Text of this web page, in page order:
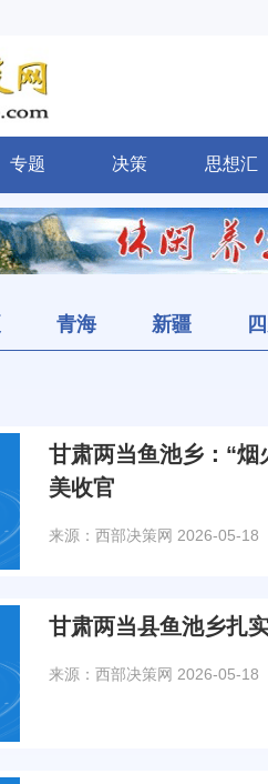
专题 决策 思想汇
青海 新疆
甘肃两当鱼池乡：“烟
美收官
来源：西部决策网 2026-05-18
甘肃两当县鱼池乡扎
来源：西部决策网 2026-05-18